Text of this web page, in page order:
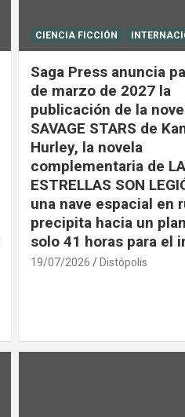
CIENCIA FICCIÓN
Saga Press anuncia
de marzo de 2027 la
publicación de la
SAVAGE STARS de
Hurley, la novela
complementaria de
ESTRELLAS SON
una nave espacial en
precipita hacia un
solo 41 horas para el
19/07/2026 Distópolis